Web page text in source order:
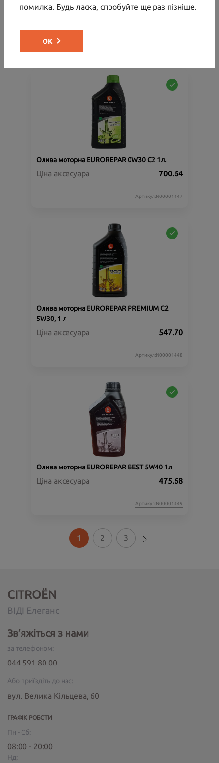
Ціна аксесуара 30 000.00
Ціна з встановленням
Олива моторна EUROREPAR 0W30 C2 1л.
Ціна аксесуара 700.64
Артикул:N00001447
Олива моторна EUROREPAR PREMIUM C2
5W30, 1 л
Ціна аксесуара 547.70
Артикул:N00001448
Олива моторна EUROREPAR BEST 5W40 1л
Ціна аксесуара 475.68
Артикул:N00001449
1 2 3
CITROËN
ВІДІ Елеганс
Зв’яжіться з нами
за телефоном:
044 591 80 00
Або приїздіть до нас:
вул. Велика Кільцева, 60
ГРАФІК РОБОТИ
Пн - Сб:
08:00 - 20:00
Нд:
помилка. Будь ласка, спробуйте ще раз пізніше.
ОК